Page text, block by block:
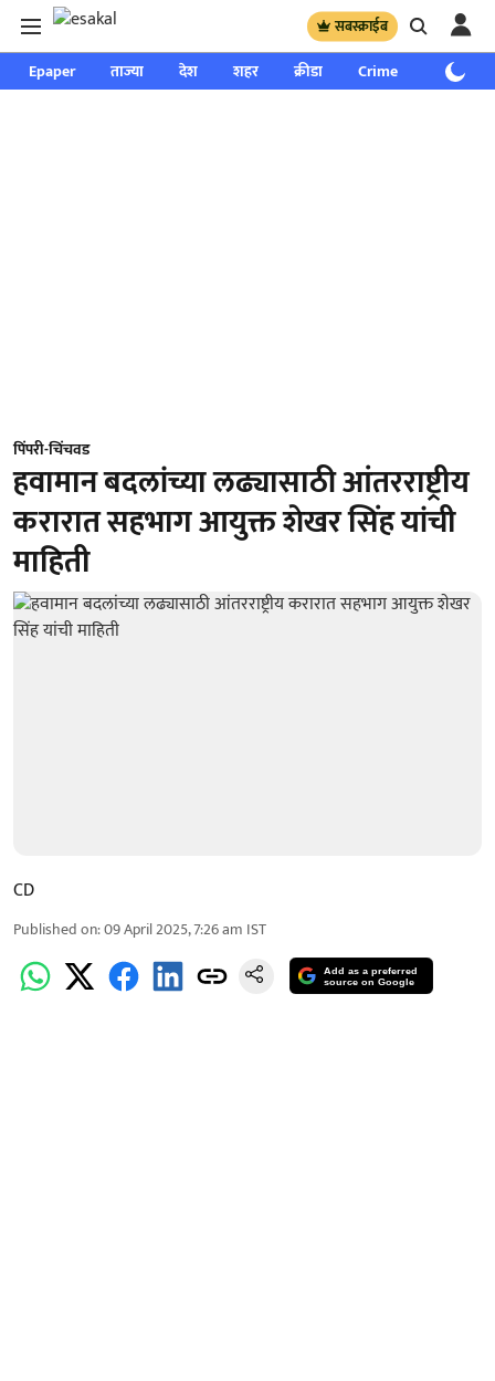
सबस्क्राईब
Epaper ताज्या देश शहर क्रीडा Crime साप्ताहिक
पिंपरी-चिंचवड
हवामान बदलांच्या लढ्यासाठी आंतरराष्ट्रीय
करारात सहभाग आयुक्त शेखर सिंह यांची
माहिती
CD
Published on:09 April 2025, 7:26 am IST
Add as a preferred
source on Google